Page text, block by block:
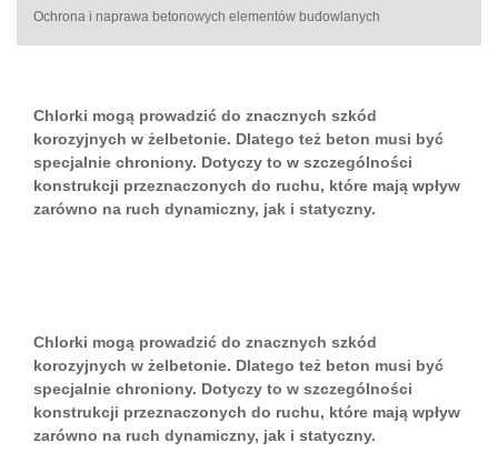
Ochrona i naprawa betonowych elementów budowlanych
Chlorki mogą prowadzić do znacznych szkód
korozyjnych w żelbetonie. Dlatego też beton musi być
specjalnie chroniony. Dotyczy to w szczególności
konstrukcji przeznaczonych do ruchu, które mają wpływ
zarówno na ruch dynamiczny, jak i statyczny.
Chlorki mogą prowadzić do znacznych szkód
korozyjnych w żelbetonie. Dlatego też beton musi być
specjalnie chroniony. Dotyczy to w szczególności
konstrukcji przeznaczonych do ruchu, które mają wpływ
zarówno na ruch dynamiczny, jak i statyczny.